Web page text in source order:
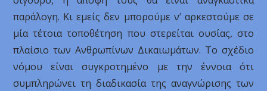
παράλογη. Κι εμείς δεν μπορούμε ν’ αρκεστούμε σε
μία τέτοια τοποθέτηση που στερείται ουσίας, στο
πλαίσιο των Ανθρωπίνων Δικαιωμάτων. Το σχέδιο
νόμου είναι συγκροτημένο με την έννοια ότι
συμπληρώνει τη διαδικασία της αναγνώρισης των